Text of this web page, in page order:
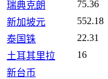
瑞典克朗
75.36
新加坡元
552.18
泰国铢
22.31
土耳其里拉
16
新台币